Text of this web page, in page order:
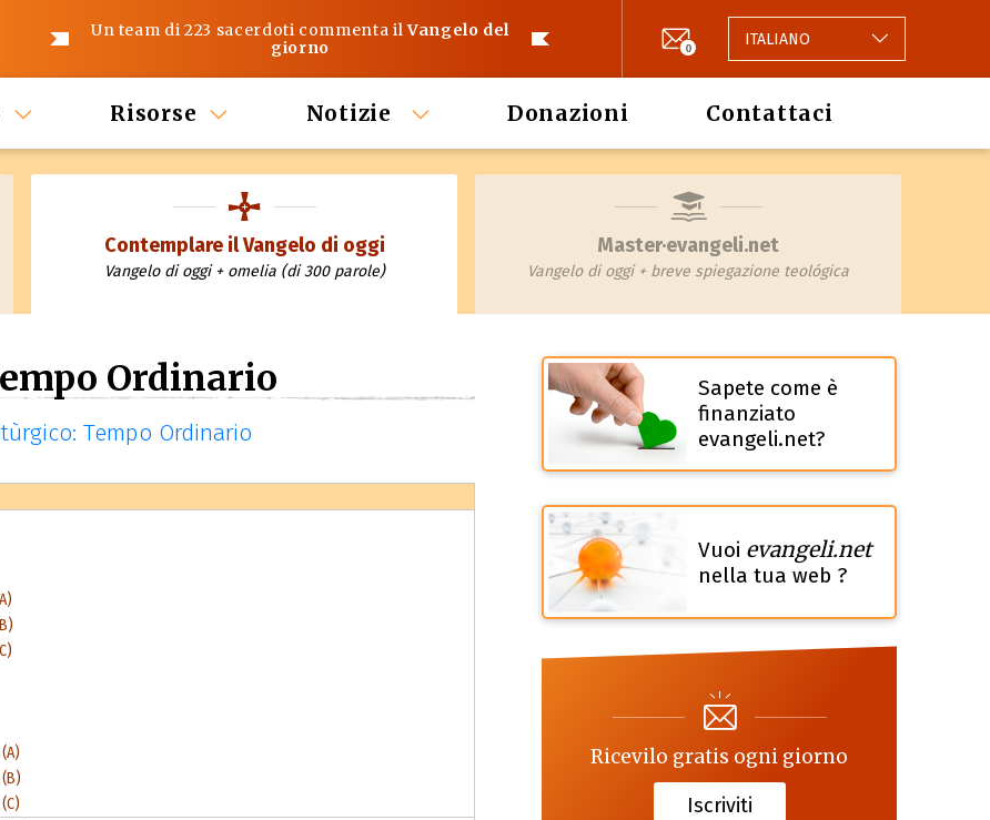
Un team di 223 sacerdoti commenta ilVangelo del
giorno
0 ITALIANO
Risorse Notizie Donazioni Contattaci
Contemplare il Vangelo di oggi
Vangelo di oggi + omelia (di 300 parole)
Master·evangeli.net
Vangelo di oggi + breve spiegazione teológica
Ordinario
Tempo Ordinario
Sapete come è
finanziato
evangeli.net?
Vuoi evangeli.net
nella tua web ?
Ricevilo gratis ogni giorno
Iscriviti